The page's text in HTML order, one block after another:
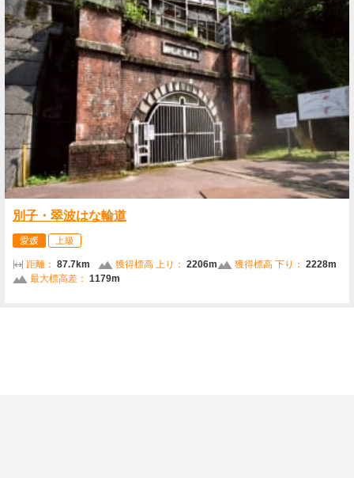
別子・翠波はな輪道
愛媛 上級
距離： 87.7km 獲得標高 上り： 2206m 獲得標高 下り： 2228m
最大標高差： 1179m